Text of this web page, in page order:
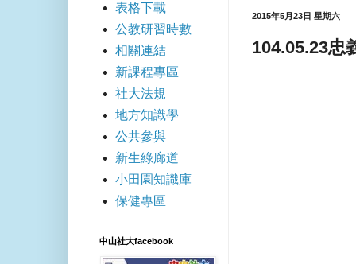
2015年5月23日 星期六
104.05.23忠
表格下載
公教研習時數
相關連結
新課程專區
社大法規
地方知識學
公共參與
新生綠廊道
小田園知識庫
保健專區
中山社大facebook